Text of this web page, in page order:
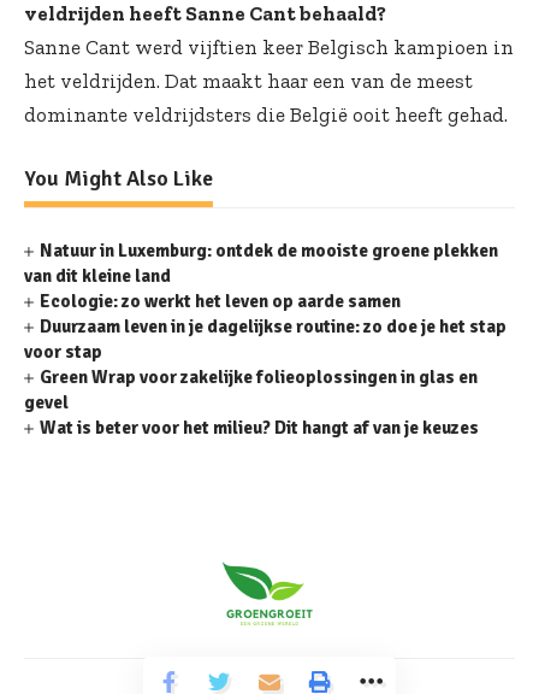
veldrijden heeft Sanne Cant behaald?
Sanne Cant werd vijftien keer Belgisch kampioen in
het veldrijden. Dat maakt haar een van de meest
dominante veldrijdsters die België ooit heeft gehad.
You Might Also Like
Natuur in Luxemburg: ontdek de mooiste groene plekken
van dit kleine land
Ecologie: zo werkt het leven op aarde samen
Duurzaam leven in je dagelijkse routine: zo doe je het stap
voor stap
Green Wrap voor zakelijke folieoplossingen in glas en
gevel
Wat is beter voor het milieu? Dit hangt af van je keuzes
© Groengroeit.nl. All Rights Reserved.